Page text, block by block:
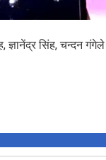
सिंह, चन्दन